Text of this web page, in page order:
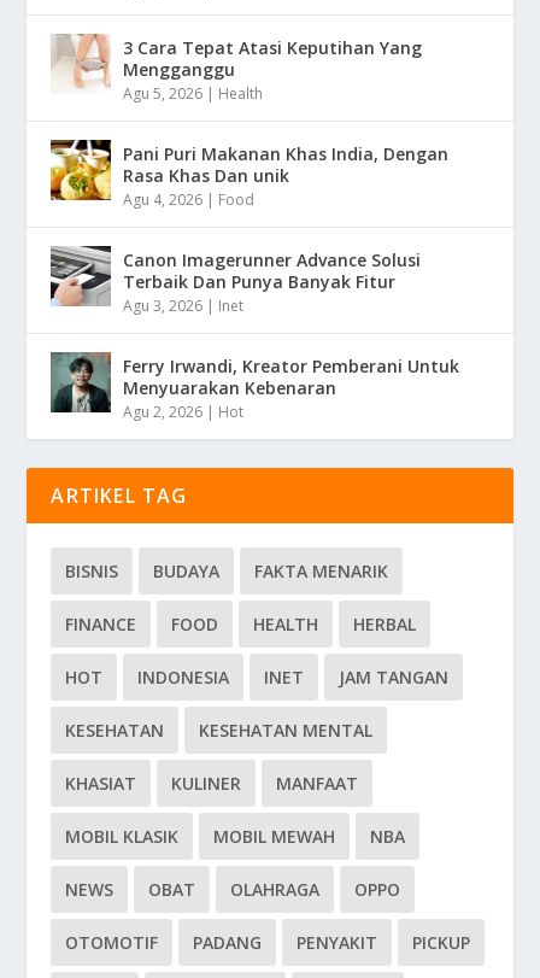
3 Cara Tepat Atasi Keputihan Yang
Mengganggu
Agu 5, 2026 | Health
Pani Puri Makanan Khas India, Dengan
Rasa Khas Dan unik
Agu 4, 2026 | Food
Canon Imagerunner Advance Solusi
Terbaik Dan Punya Banyak Fitur
Agu 3, 2026 | Inet
Ferry Irwandi, Kreator Pemberani Untuk
Menyuarakan Kebenaran
Agu 2, 2026 | Hot
ARTIKEL TAG
BISNIS BUDAYA FAKTA MENARIK
FINANCE FOOD HEALTH HERBAL
HOT INDONESIA INET JAM TANGAN
KESEHATAN KESEHATAN MENTAL
KHASIAT KULINER MANFAAT
MOBIL KLASIK MOBIL MEWAH NBA
NEWS OBAT OLAHRAGA OPPO
OTOMOTIF PADANG PENYAKIT PICKUP